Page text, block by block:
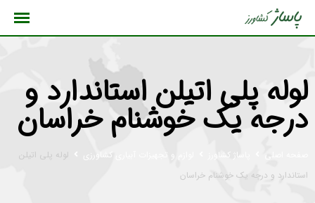
پرش
لوله پلی اتیلن استاندارد و
درجه یک خوشنام خراسان
صفحه اصلی پاساژ کشاورز لوازم و تجهیزات آبیاری کشاورزی
لوله پلی اتیلن
استاندارد و درجه یک خوشنام خراسان